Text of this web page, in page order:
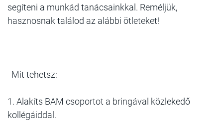
segíteni a munkád tanácsainkkal. Reméljük,
hasznosnak találod az alábbi ötleteket!
Mit tehetsz:
1. Alakíts BAM csoportot a bringával közlekedő
kollégáiddal.